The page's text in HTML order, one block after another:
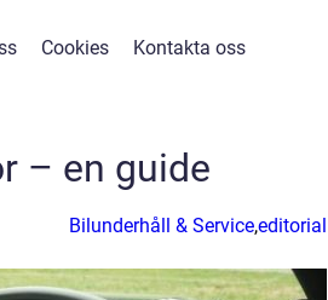
Cookies Kontakta oss
– en guide
Bilunderhåll & Service,editorial